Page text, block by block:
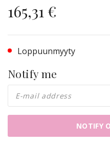
165,31 €
Loppuunmyyty
Notify me
NOTIFY